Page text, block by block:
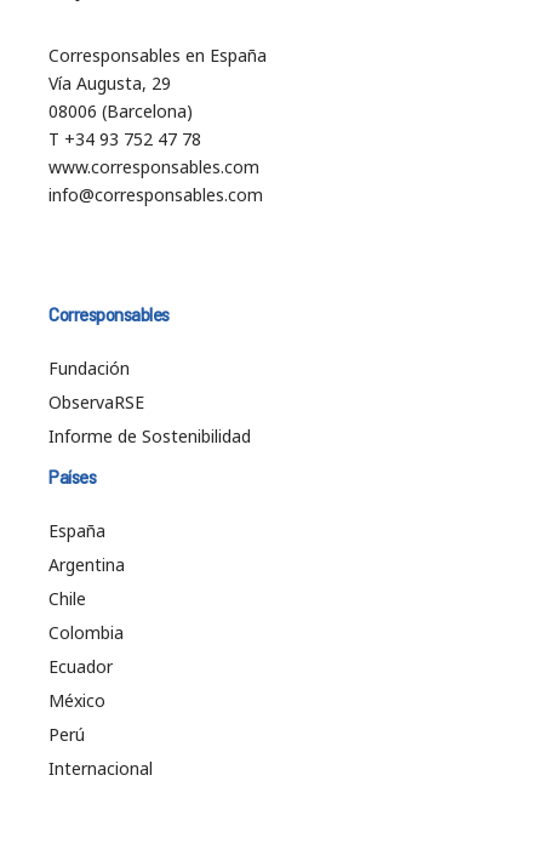
Corresponsables en España
Vía Augusta, 29
08006 (Barcelona)
T +34 93 752 47 78
www.corresponsables.com
info@corresponsables.com
Corresponsables
Fundación
ObservaRSE
Informe de Sostenibilidad
Países
España
Argentina
Chile
Colombia
Ecuador
México
Perú
Internacional